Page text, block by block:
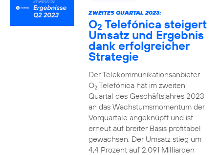
ZWEITES QUARTAL 2023:
O2 Telefónica steigert
Umsatz und Ergebnis
dank erfolgreicher
Strategie
Der Telekommunikationsanbieter
O2Telefónica hat im zweiten
Quartal des Geschäftsjahres 2023
an das Wachstumsmomentum der
Vorquartale angeknüpft und ist
erneut auf breiter Basis profitabel
gewachsen. Der Umsatz stieg um
4,4 Prozent auf 2,091 Milliarden